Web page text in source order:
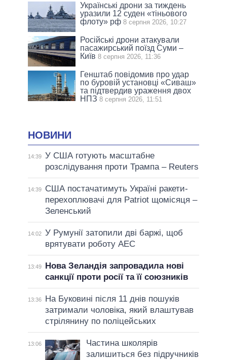
Українські дрони за тиждень
уразили 12 суден «тіньового
флоту» рф 8 серпня 2026, 10:27
Російські дрони атакували
пасажирський поїзд Суми –
Київ 8 серпня 2026, 11:36
Генштаб повідомив про удар
по буровій установці «Сиваш»
та підтвердив ураження двох
НПЗ 8 серпня 2026, 11:51
НОВИНИ
14:39 У США готують масштабне
розслідування проти Трампа – Reuters
14:39
США постачатимуть Україні ракети-
перехоплювачі для Patriot щомісяця –
Зеленський
14:02 У Румунії затопили дві баржі, щоб
врятувати роботу АЕС
13:49
Нова Зеландія запровадила нові
санкції проти росії та її союзників
13:36
На Буковині після 11 днів пошуків
затримали чоловіка, який влаштував
стрілянину по поліцейських
13:06
Частина школярів
залишиться без підручників